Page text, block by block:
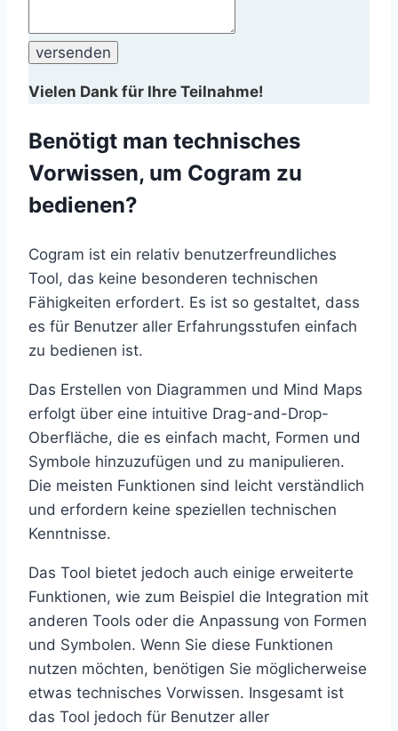
Vielen Dank für Ihre Teilnahme!
Benötigt man technisches
Vorwissen, um Cogram zu
bedienen?
Cogram ist ein relativ benutzerfreundliches
Tool, das keine besonderen technischen
Fähigkeiten erfordert. Es ist so gestaltet, dass
es für Benutzer aller Erfahrungsstufen einfach
zu bedienen ist.
Das Erstellen von Diagrammen und Mind Maps
erfolgt über eine intuitive Drag-and-Drop-
Oberfläche, die es einfach macht, Formen und
Symbole hinzuzufügen und zu manipulieren.
Die meisten Funktionen sind leicht verständlich
und erfordern keine speziellen technischen
Kenntnisse.
Das Tool bietet jedoch auch einige erweiterte
Funktionen, wie zum Beispiel die Integration mit
anderen Tools oder die Anpassung von Formen
und Symbolen. Wenn Sie diese Funktionen
nutzen möchten, benötigen Sie möglicherweise
etwas technisches Vorwissen. Insgesamt ist
das Tool jedoch für Benutzer aller